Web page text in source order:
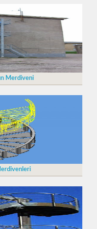
Merdiveni